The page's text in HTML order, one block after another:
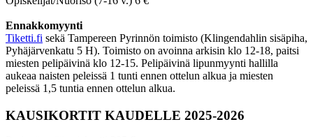
Ennakkomyynti
Tiketti.fi sekä Tampereen Pyrinnön toimisto (Klingendahlin sisäpiha,
Pyhäjärvenkatu 5 H). Toimisto on avoinna arkisin klo 12-18, paitsi
miesten pelipäivinä klo 12-15. Pelipäivinä lipunmyynti hallilla
aukeaa naisten peleissä 1 tunti ennen ottelun alkua ja miesten
peleissä 1,5 tuntia ennen ottelun alkua.
KAUSIKORTIT KAUDELLE 2025-2026